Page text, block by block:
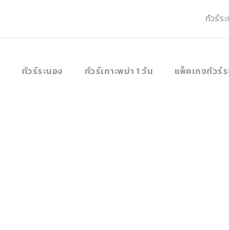
ทัวร์ร
ทัวร์ระนอง ทัวร์เกาะพม่า 1 วัน แพ็คเกจทัวร์